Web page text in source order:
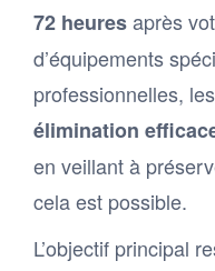
72 heuresaprès
d’équipements
professionnelles,
élimination
en veillant à
cela est possible.
L’objectif principal